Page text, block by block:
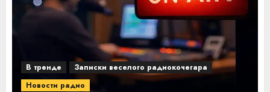
В тренде
Записки веселого радиокочегара
Новости радио